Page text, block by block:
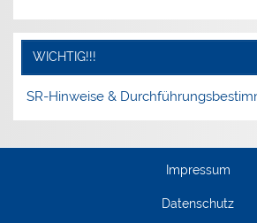
WICHTIG!!!
SR-Hinweise &
Impressum
Datenschutz